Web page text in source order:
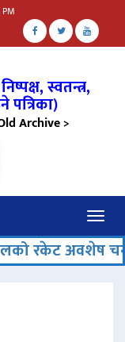
स्वतन्त्र,
पत्रिका)
Archive >